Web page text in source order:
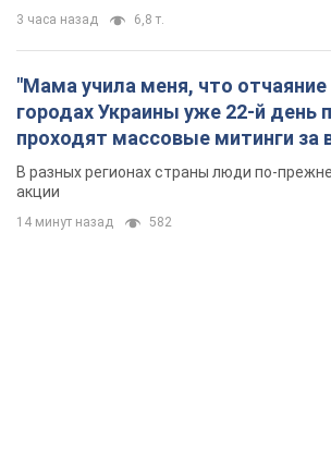
3 часа назад 6,8 т.
"Мама учила меня, что отчаяние
городах Украины уже 22-й день
проходят массовые митинги за
Федорова. Фото и видео
В разных регионах страны люди по-
акции
14 минут назад 582